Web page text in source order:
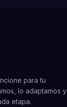
para tu
lo adaptamos y
etapa.